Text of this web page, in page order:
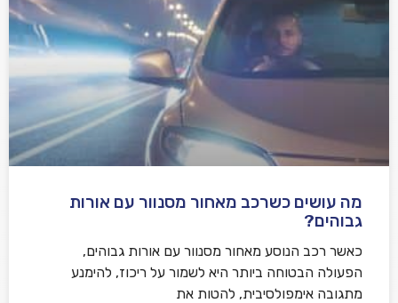
מה עושים כשרכב מאחור מסנוור עם אורות
גבוהים?
כאשר רכב הנוסע מאחור מסנוור עם אורות גבוהים,
הפעולה הבטוחה ביותר היא לשמור על ריכוז, להימנע
מתגובה אימפולסיבית, להטות את